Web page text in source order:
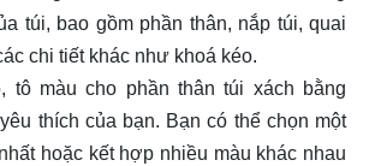
túi, bao gồm phần thân, nắp túi, quai
chi tiết khác như khoá kéo.
tô màu cho phần thân túi xách bằng
thích của bạn. Bạn có thể chọn một
hoặc kết hợp nhiều màu khác nhau